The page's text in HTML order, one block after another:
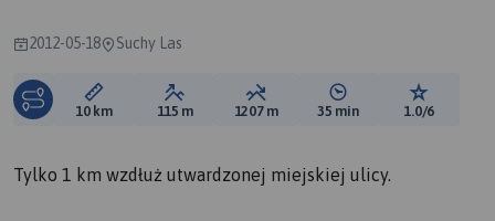
2012-05-18 Suchy Las
Długość trasy:
10 km Suma przewyższeń:
115 m Suma spadków:
1207 m Średni czas potrzebny
35 min Ocena
1.0/6
Tylko 1 km wzdłuż utwardzonej miejskiej ulicy.